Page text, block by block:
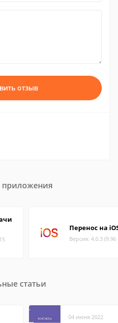
отзыв
Перенос на
Версия: 4.0.3
статьи
04 июня 2022